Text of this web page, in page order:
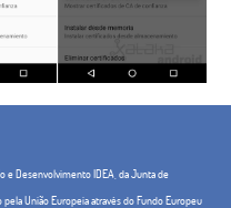
e Desenvolvimento IDEA, da Junta de
União Europeia através do Fundo Europeu